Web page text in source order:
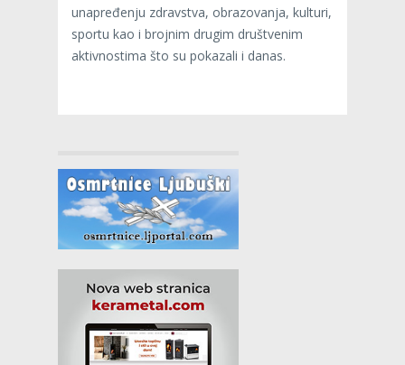
unapređenju zdravstva, obrazovanja, kulturi,
sportu kao i brojnim drugim društvenim
aktivnostima što su pokazali i danas.